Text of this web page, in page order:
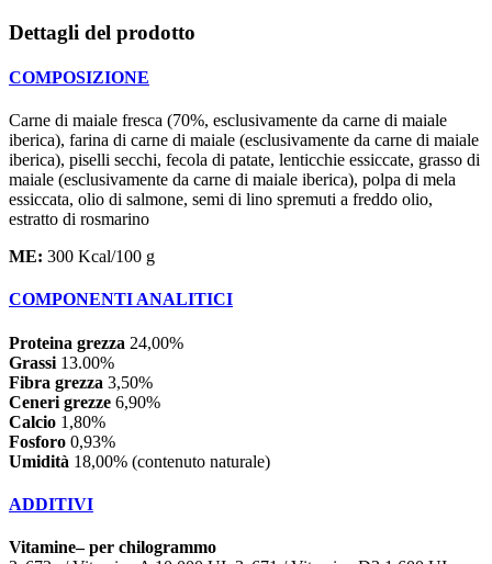
Dettagli del prodotto
COMPOSIZIONE
Carne di maiale fresca (70%, esclusivamente da carne di maiale
iberica), farina di carne di maiale (esclusivamente da carne di maiale
iberica), piselli secchi, fecola di patate, lenticchie essiccate, grasso di
maiale (esclusivamente da carne di maiale iberica), polpa di mela
essiccata, olio di salmone, semi di lino spremuti a freddo olio,
estratto di rosmarino
ME: 300 Kcal/100 g
COMPONENTI ANALITICI
Proteina grezza 24,00%
Grassi 13.00%
Fibra grezza 3,50%
Ceneri grezze 6,90%
Calcio 1,80%
Fosforo 0,93%
Umidità 18,00% (contenuto naturale)
ADDITIVI
Vitamine– per chilogrammo